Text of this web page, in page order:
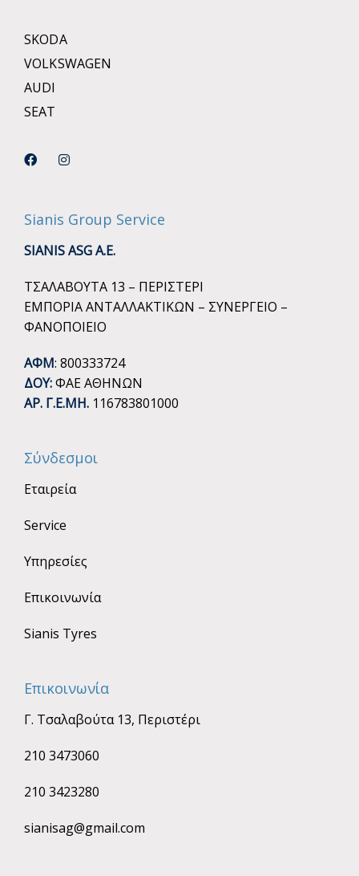
SKODA
VOLKSWAGEN
AUDI
SEAT
Sianis Group Service
SIANIS ASG A.E.
ΤΣΑΛΑΒΟΥΤΑ 13 – ΠΕΡΙΣΤΕΡΙ
ΕΜΠΟΡΙΑ ΑΝΤΑΛΛΑΚΤΙΚΩΝ – ΣΥΝΕΡΓΕΙΟ –
ΦΑΝΟΠΟΙΕΙΟ
ΑΦΜ: 800333724
ΔΟΥ:ΦΑΕ ΑΘΗΝΩΝ
ΑΡ. Γ.Ε.ΜΗ. 116783801000
Σύνδεσμοι
Εταιρεία
Service
Υπηρεσίες
Επικοινωνία
Sianis Tyres
Επικοινωνία
Γ. Τσαλαβούτα 13, Περιστέρι
210 3473060
210 3423280
sianisag@gmail.com